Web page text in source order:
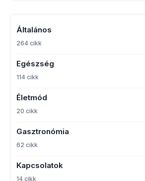
Általános
264 cikk
Egészség
114 cikk
Életmód
20 cikk
Gasztronómia
62 cikk
Kapcsolatok
14 cikk